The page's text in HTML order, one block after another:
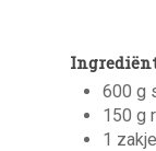
600 g
150 g
1